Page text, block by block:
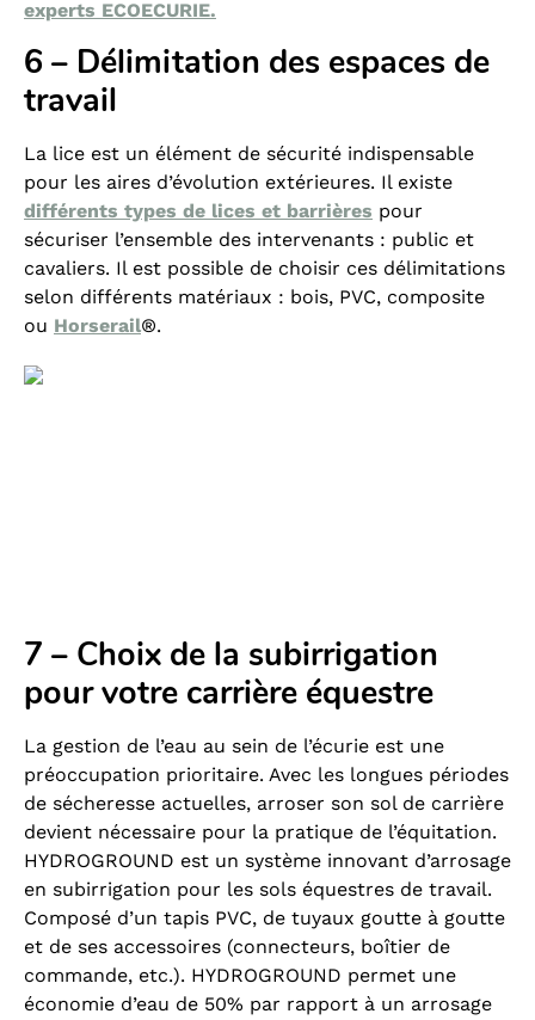
experts ECOECURIE.
6 – Délimitation des espaces de
travail
La lice est un élément de sécurité indispensable
pour les aires d’évolution extérieures. Il existe
différents types de lices et barrières pour
sécuriser l’ensemble des intervenants : public et
cavaliers. Il est possible de choisir ces délimitations
selon différents matériaux : bois, PVC, composite
ou Horserail®.
7 – Choix de la subirrigation
pour votre carrière équestre
La gestion de l’eau au sein de l’écurie est une
préoccupation prioritaire. Avec les longues périodes
de sécheresse actuelles, arroser son sol de carrière
devient nécessaire pour la pratique de l’équitation.
HYDROGROUND est un système innovant d’arrosage
en subirrigation pour les sols équestres de travail.
Composé d’un tapis PVC, de tuyaux goutte à goutte
et de ses accessoires (connecteurs, boîtier de
commande, etc.). HYDROGROUND permet une
économie d’eau de 50% par rapport à un arrosage